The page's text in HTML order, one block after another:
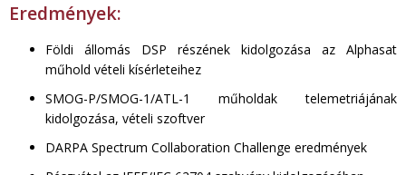
Eredmények:
Földi állomás DSP részének kidolgozása az Alphasat
műhold vételi kísérleteihez
SMOG-P/SMOG-1/ATL-1 műholdak telemetriájának
kidolgozása, vételi szoftver
DARPA Spectrum Collaboration Challenge eredmények